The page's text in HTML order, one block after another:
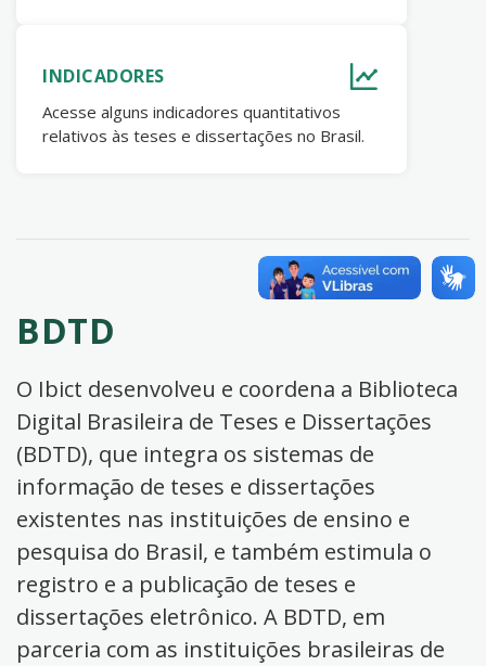
INDICADORES
Acesse alguns indicadores quantitativos
relativos às teses e dissertações no Brasil.
BDTD
O Ibict desenvolveu e coordena a Biblioteca
Digital Brasileira de Teses e Dissertações
(BDTD), que integra os sistemas de
informação de teses e dissertações
existentes nas instituições de ensino e
pesquisa do Brasil, e também estimula o
registro e a publicação de teses e
dissertações eletrônico. A BDTD, em
parceria com as instituições brasileiras de